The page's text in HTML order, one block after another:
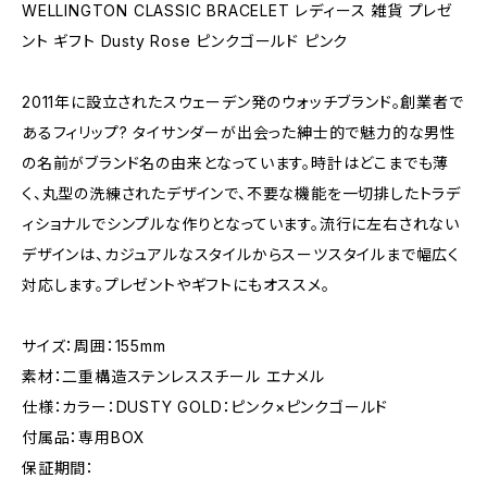
WELLINGTON CLASSIC BRACELET レディース 雑貨 プレゼ
ント ギフト Dusty Rose ピンクゴールド ピンク
2011年に設立されたスウェーデン発のウォッチブランド。創業者で
あるフィリップ? タイサンダーが出会った紳士的で魅力的な男性
の名前がブランド名の由来となっています。時計はどこまでも薄
く、丸型の洗練されたデザインで、不要な機能を一切排したトラデ
ィショナルでシンプルな作りとなっています。流行に左右されない
デザインは、カジュアルなスタイルからスーツスタイルまで幅広く
対応します。プレゼントやギフトにもオススメ。
サイズ：周囲：155mm
素材：二重構造ステンレススチール エナメル
仕様：カラー：DUSTY GOLD：ピンク×ピンクゴールド
付属品：専用BOX
保証期間：